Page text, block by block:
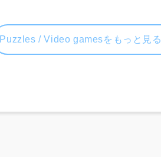
Puzzles / Video gamesをもっと見る